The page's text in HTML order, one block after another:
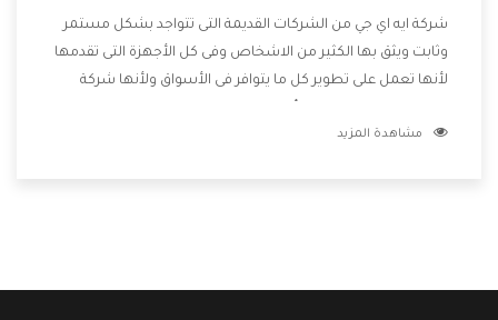
شركة ايه اي جي من الشركات القديمة التى تتواجد بشكل مستمر
وثابت ويثق بها الكثير من الاشخاص وفى كل الأجهزة التى تقدمها
لأنها تعمل على تطوير كل ما يتوافر فى الأسواق ولأنها شركة
وتقدم للعملاء أقوى العروض والخصومات التى تسهل على
مشاهدة المزيد